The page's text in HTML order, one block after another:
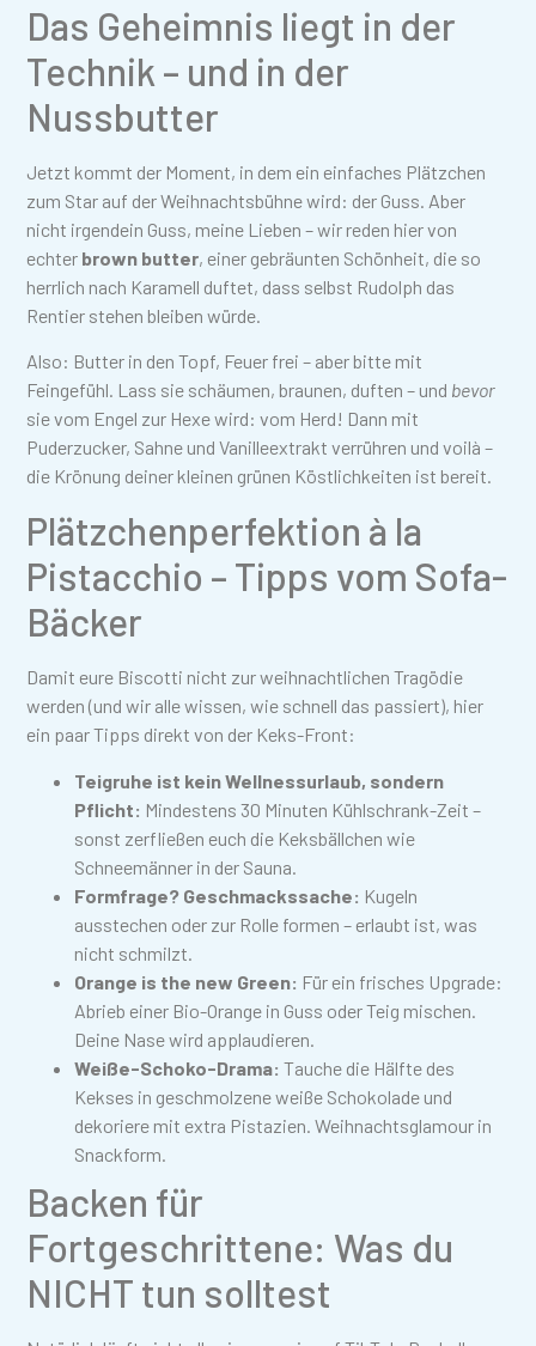
Das Geheimnis liegt in der
Technik – und in der
Nussbutter
Jetzt kommt der Moment, in dem ein einfaches Plätzchen
zum Star auf der Weihnachtsbühne wird: der Guss. Aber
nicht irgendein Guss, meine Lieben – wir reden hier von
echter brown butter, einer gebräunten Schönheit, die so
herrlich nach Karamell duftet, dass selbst Rudolph das
Rentier stehen bleiben würde.
Also: Butter in den Topf, Feuer frei – aber bitte mit
Feingefühl. Lass sie schäumen, braunen, duften – und bevor
sie vom Engel zur Hexe wird: vom Herd! Dann mit
Puderzucker, Sahne und Vanilleextrakt verrühren und voilà –
die Krönung deiner kleinen grünen Köstlichkeiten ist bereit.
Plätzchenperfektion à la
Pistacchio – Tipps vom Sofa-
Bäcker
Damit eure Biscotti nicht zur weihnachtlichen Tragödie
werden (und wir alle wissen, wie schnell das passiert), hier
ein paar Tipps direkt von der Keks-Front:
Teigruhe ist kein Wellnessurlaub, sondern
Pflicht: Mindestens 30 Minuten Kühlschrank-Zeit –
sonst zerfließen euch die Keksbällchen wie
Schneemänner in der Sauna.
Formfrage? Geschmackssache: Kugeln
ausstechen oder zur Rolle formen – erlaubt ist, was
nicht schmilzt.
Orange is the new Green: Für ein frisches Upgrade:
Abrieb einer Bio-Orange in Guss oder Teig mischen.
Deine Nase wird applaudieren.
Weiße-Schoko-Drama: Tauche die Hälfte des
Kekses in geschmolzene weiße Schokolade und
dekoriere mit extra Pistazien. Weihnachtsglamour in
Snackform.
Backen für
Fortgeschrittene: Was du
NICHT tun solltest